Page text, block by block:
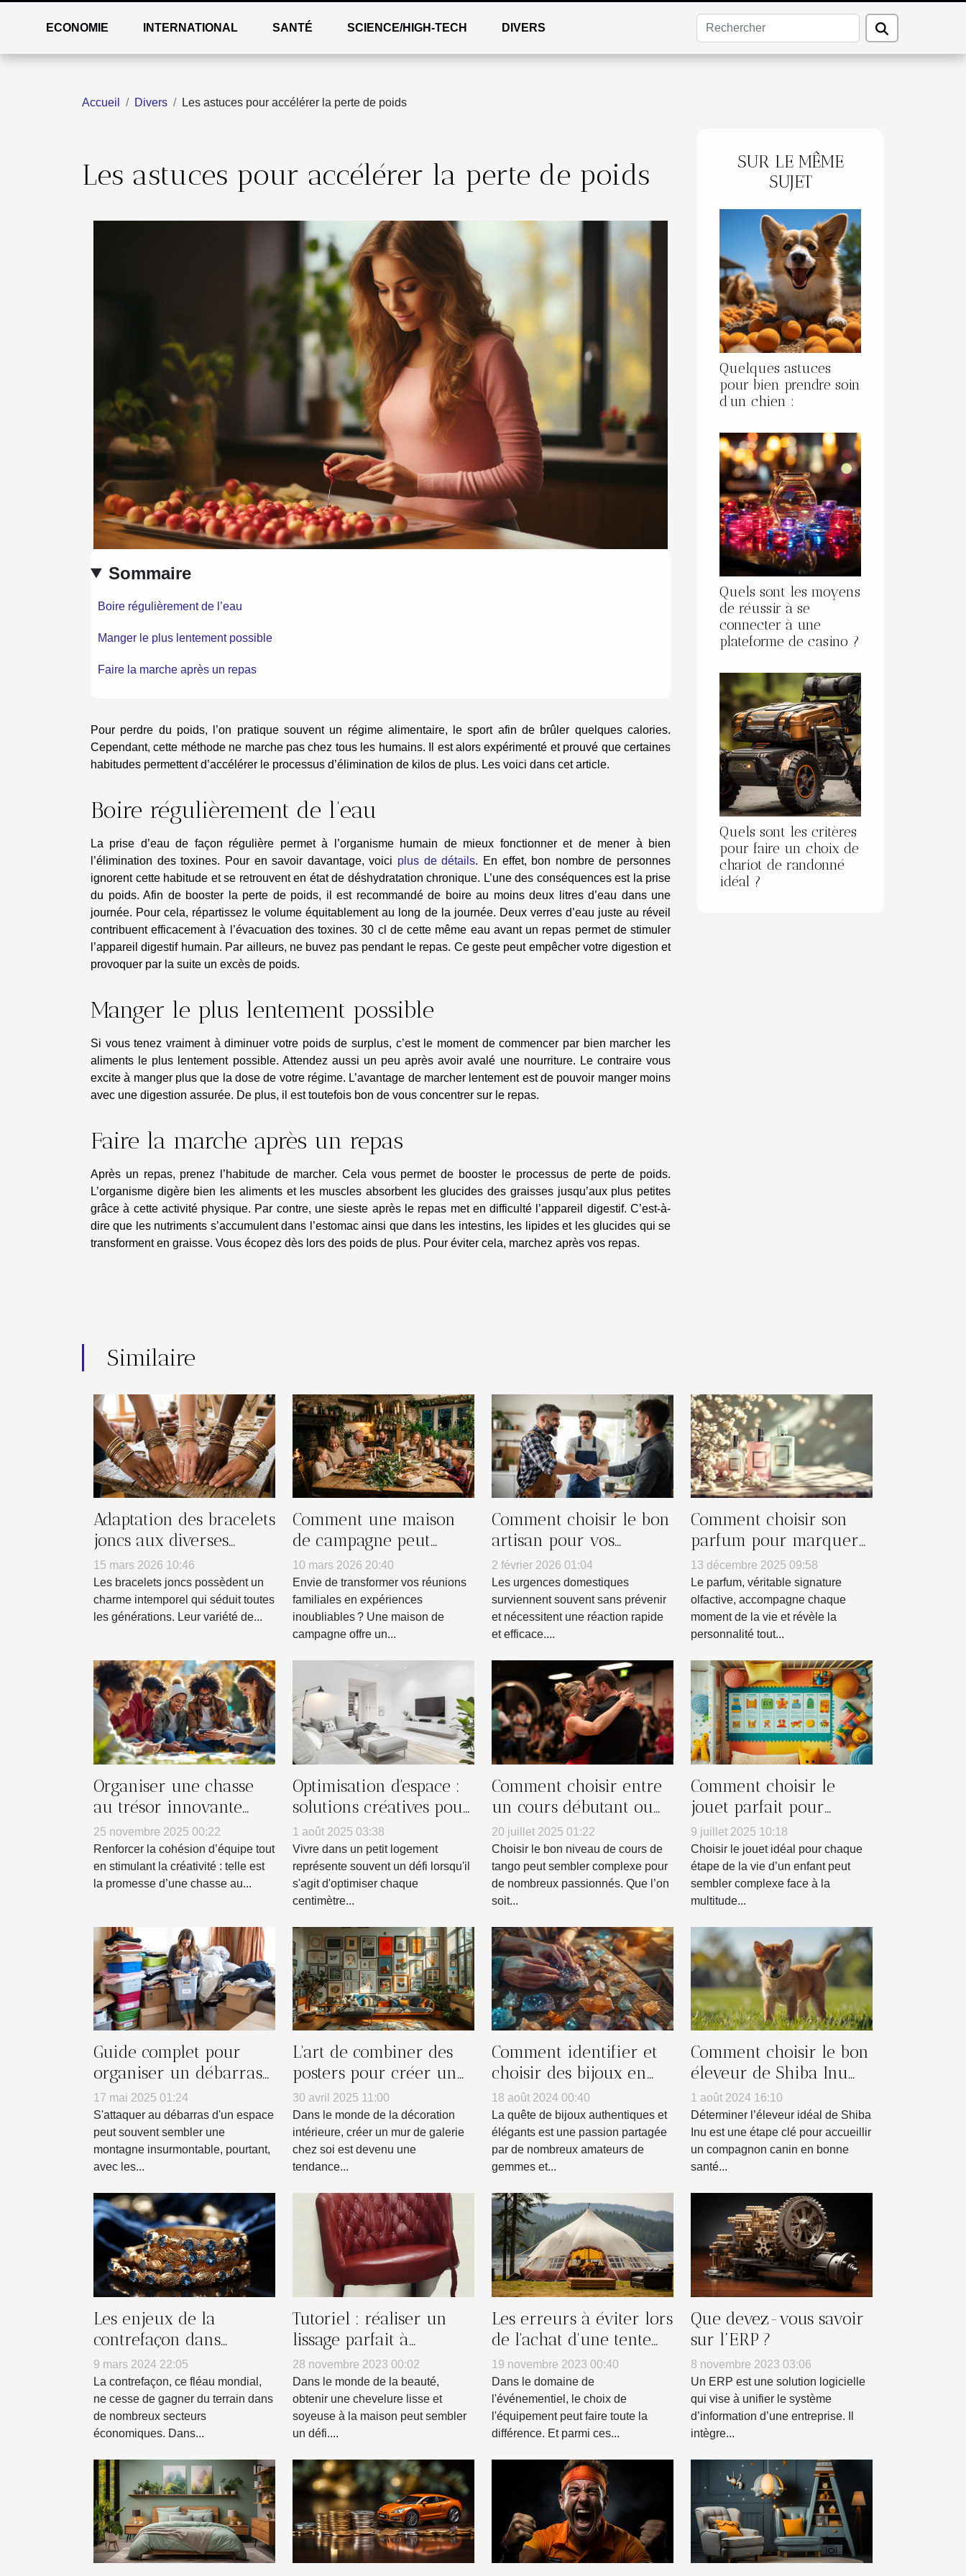
ECONOMIE INTERNATIONAL SANTÉ SCIENCE/HIGH-TECH DIVERS
Accueil Divers Les astuces pour accélérer la perte de poids
Les astuces pour accélérer la perte de poids
Sommaire
Boire régulièrement de l’eau
Manger le plus lentement possible
Faire la marche après un repas
Pour perdre du poids, l’on pratique souvent un régime alimentaire, le sport afin de brûler quelques calories.
Cependant, cette méthode ne marche pas chez tous les humains. Il est alors expérimenté et prouvé que certaines
habitudes permettent d’accélérer le processus d’élimination de kilos de plus. Les voici dans cet article.
Boire régulièrement de l’eau
La prise d’eau de façon régulière permet à l’organisme humain de mieux fonctionner et de mener à bien
l’élimination des toxines. Pour en savoir davantage, voici plus de détails. En effet, bon nombre de personnes
ignorent cette habitude et se retrouvent en état de déshydratation chronique. L’une des conséquences est la prise
du poids. Afin de booster la perte de poids, il est recommandé de boire au moins deux litres d’eau dans une
journée. Pour cela, répartissez le volume équitablement au long de la journée. Deux verres d’eau juste au réveil
contribuent efficacement à l’évacuation des toxines. 30 cl de cette même eau avant un repas permet de stimuler
l’appareil digestif humain. Par ailleurs, ne buvez pas pendant le repas. Ce geste peut empêcher votre digestion et
provoquer par la suite un excès de poids.
Manger le plus lentement possible
Si vous tenez vraiment à diminuer votre poids de surplus, c’est le moment de commencer par bien marcher les
aliments le plus lentement possible. Attendez aussi un peu après avoir avalé une nourriture. Le contraire vous
excite à manger plus que la dose de votre régime. L’avantage de marcher lentement est de pouvoir manger moins
avec une digestion assurée. De plus, il est toutefois bon de vous concentrer sur le repas.
Faire la marche après un repas
Après un repas, prenez l’habitude de marcher. Cela vous permet de booster le processus de perte de poids.
L’organisme digère bien les aliments et les muscles absorbent les glucides des graisses jusqu’aux plus petites
grâce à cette activité physique. Par contre, une sieste après le repas met en difficulté l’appareil digestif. C’est-à-
dire que les nutriments s’accumulent dans l’estomac ainsi que dans les intestins, les lipides et les glucides qui se
transforment en graisse. Vous écopez dès lors des poids de plus. Pour éviter cela, marchez après vos repas.
SUR LE MÊME
SUJET
Quelques astuces
pour bien prendre soin
d’un chien :
Quels sont les moyens
de réussir à se
connecter à une
plateforme de casino ?
Quels sont les critères
pour faire un choix de
chariot de randonné
idéal ?
Similaire
Adaptation des bracelets
joncs aux diverses
personnalités
15 mars 2026 10:46
Les bracelets joncs possèdent un
charme intemporel qui séduit toutes
les générations. Leur variété de...
Comment une maison
de campagne peut
transformer vos
réunions familiales ?
10 mars 2026 20:40
Envie de transformer vos réunions
familiales en expériences
inoubliables ? Une maison de
campagne offre un...
Comment choisir le bon
artisan pour vos
urgences domestiques ?
2 février 2026 01:04
Les urgences domestiques
surviennent souvent sans prévenir
et nécessitent une réaction rapide
et efficace....
Comment choisir son
parfum pour marquer
chaque saison ?
13 décembre 2025 09:58
Le parfum, véritable signature
olfactive, accompagne chaque
moment de la vie et révèle la
personnalité tout...
Organiser une chasse
au trésor innovante
pour renforcer l'esprit
d'équipe
25 novembre 2025 00:22
Renforcer la cohésion d’équipe tout
en stimulant la créativité : telle est
la promesse d’une chasse au...
Optimisation d'espace :
solutions créatives pour
petits logements
1 août 2025 03:38
Vivre dans un petit logement
représente souvent un défi lorsqu'il
s'agit d'optimiser chaque
centimètre...
Comment choisir entre
un cours débutant ou
intermédiaire en tango
?
20 juillet 2025 01:22
Choisir le bon niveau de cours de
tango peut sembler complexe pour
de nombreux passionnés. Que l’on
soit...
Comment choisir le
jouet parfait pour
chaque âge ?
9 juillet 2025 10:18
Choisir le jouet idéal pour chaque
étape de la vie d’un enfant peut
sembler complexe face à la
multitude...
Guide complet pour
organiser un débarras
efficace de votre espace
17 mai 2025 01:24
S'attaquer au débarras d'un espace
peut souvent sembler une
montagne insurmontable, pourtant,
avec les...
L'art de combiner des
posters pour créer un
mur de galerie chez soi
30 avril 2025 11:00
Dans le monde de la décoration
intérieure, créer un mur de galerie
chez soi est devenu une
tendance...
Comment identifier et
choisir des bijoux en
vraies pierres
naturelles
18 août 2024 00:40
La quête de bijoux authentiques et
élégants est une passion partagée
par de nombreux amateurs de
gemmes et...
Comment choisir le bon
éleveur de Shiba Inu
pour vous
1 août 2024 16:10
Déterminer l’éleveur idéal de Shiba
Inu est une étape clé pour accueillir
un compagnon canin en bonne
santé...
Les enjeux de la
contrefaçon dans
l'industrie de la
bijouterie
9 mars 2024 22:05
La contrefaçon, ce fléau mondial,
ne cesse de gagner du terrain dans
de nombreux secteurs
économiques. Dans...
Tutoriel : réaliser un
lissage parfait à
domicile
28 novembre 2023 00:02
Dans le monde de la beauté,
obtenir une chevelure lisse et
soyeuse à la maison peut sembler
un défi....
Les erreurs à éviter lors
de l'achat d'une tente
gonflable pour votre
entreprise
19 novembre 2023 00:40
Dans le domaine de
l'événementiel, le choix de
l'équipement peut faire toute la
différence. Et parmi ces...
Que devez-vous savoir
sur l’ERP ?
8 novembre 2023 03:06
Un ERP est une solution logicielle
qui vise à unifier le système
d’information d’une entreprise. Il
intègre...